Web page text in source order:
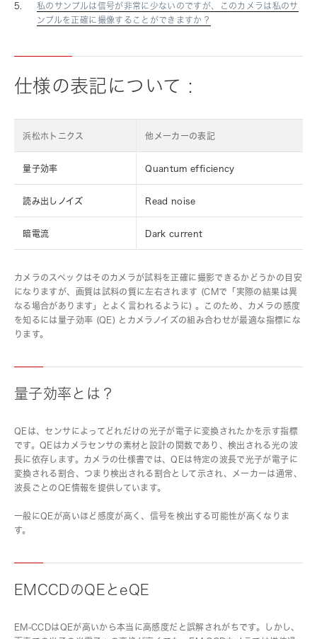
私のサンプルは信号が非常に少ないのですが、このカメラは私のサ
ンプルを正確に撮像することができますか？
仕様の表記について :
浜松ホトニクス 他メーカーの表記
量子効率 Quantum efficiency
読み出しノイズ Read noise
暗電流 Dark current
カメラのスペックはそのカメラが試料を正確に撮影できるかどうかの目安
になりますが、画質は試料の質に左右されます (CMで「実際の結果は異
なる場合があります」とよく言われるように) 。このため、カメラの感度
を知るには量子効率 (QE) とカメラノイズの組み合わせが最適な指標にな
ります。
量子効率とは？
QEは、センサによってどれだけの光子が電子に変換されたかを示す指標
です。QEはカメラセンサの素材と設計の関数であり、検出される光の波
長に依存します。カメラの仕様書では、QEは特定の波長で光子が電子に
変換される割合、つまり検出される割合として示され、メーカーは通常、
波長ごとのQE情報を提供しています。
一般にQEが高いほど感度が高く、信号を検出する可能性が高くなりま
す。
EMCCDのQEとeQE
EM-CCDはQEが高いから本当に高感度だと誤解されがちです。しかし、